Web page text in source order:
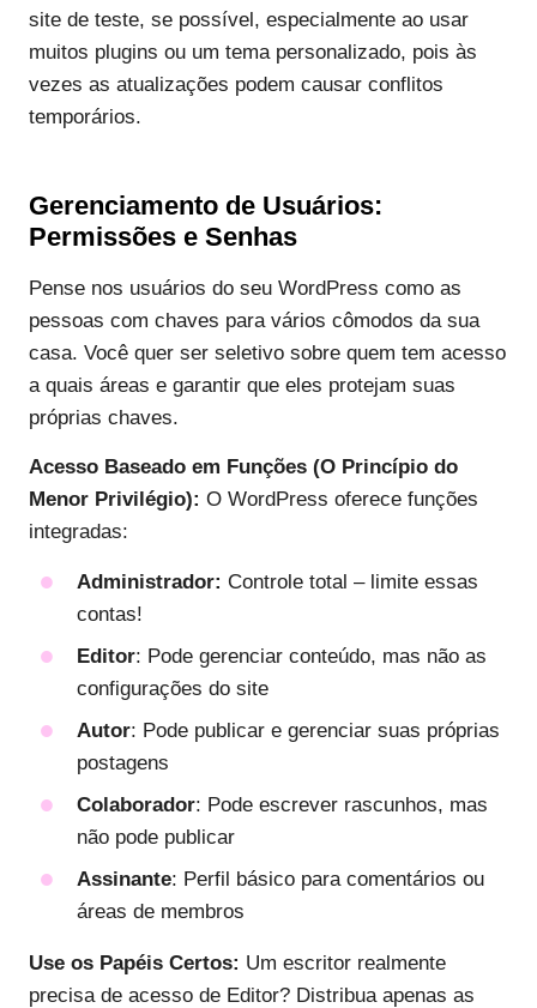
site de teste, se possível, especialmente ao usar
muitos plugins ou um tema personalizado, pois às
vezes as atualizações podem causar conflitos
temporários.
Gerenciamento de Usuários:
Permissões e Senhas
Pense nos usuários do seu WordPress como as
pessoas com chaves para vários cômodos da sua
casa. Você quer ser seletivo sobre quem tem acesso
a quais áreas e garantir que eles protejam suas
próprias chaves.
Acesso Baseado em Funções (O Princípio do
Menor Privilégio): O WordPress oferece funções
integradas:
Administrador: Controle total – limite essas
contas!
Editor: Pode gerenciar conteúdo, mas não as
configurações do site
Autor: Pode publicar e gerenciar suas próprias
postagens
Colaborador: Pode escrever rascunhos, mas
não pode publicar
Assinante: Perfil básico para comentários ou
áreas de membros
Use os Papéis Certos: Um escritor realmente
precisa de acesso de Editor? Distribua apenas as